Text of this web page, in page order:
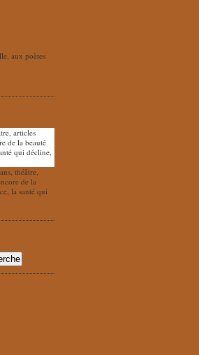
aux poètes
théâtre,
de la
la santé qui